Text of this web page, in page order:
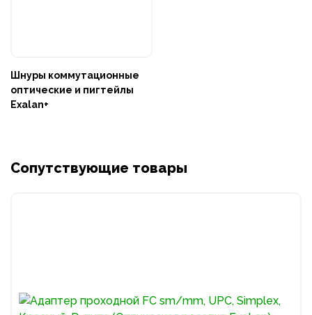
Шнуры коммутационные
оптические и пигтейлы
Exalan+
Сопутствующие товары